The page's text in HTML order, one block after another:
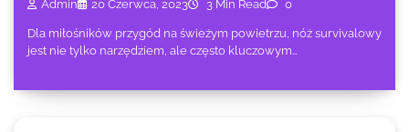
Admin 20 Czerwca, 2023 3 Min Read 0
Dla miłośników przygód na świeżym powietrzu, nóż survivalowy
jest nie tylko narzędziem, ale często kluczowym…